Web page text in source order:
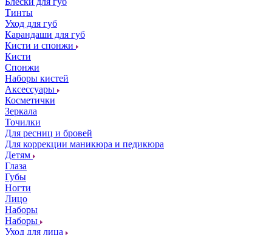
Тинты
Уход для губ
Карандаши для губ
Кисти и спонжи
Кисти
Спонжи
Наборы кистей
Аксессуары
Косметички
Зеркала
Точилки
Для ресниц и бровей
Для коррекции маникюра и педикюра
Детям
Глаза
Губы
Ногти
Лицо
Наборы
Наборы
Уход для лица